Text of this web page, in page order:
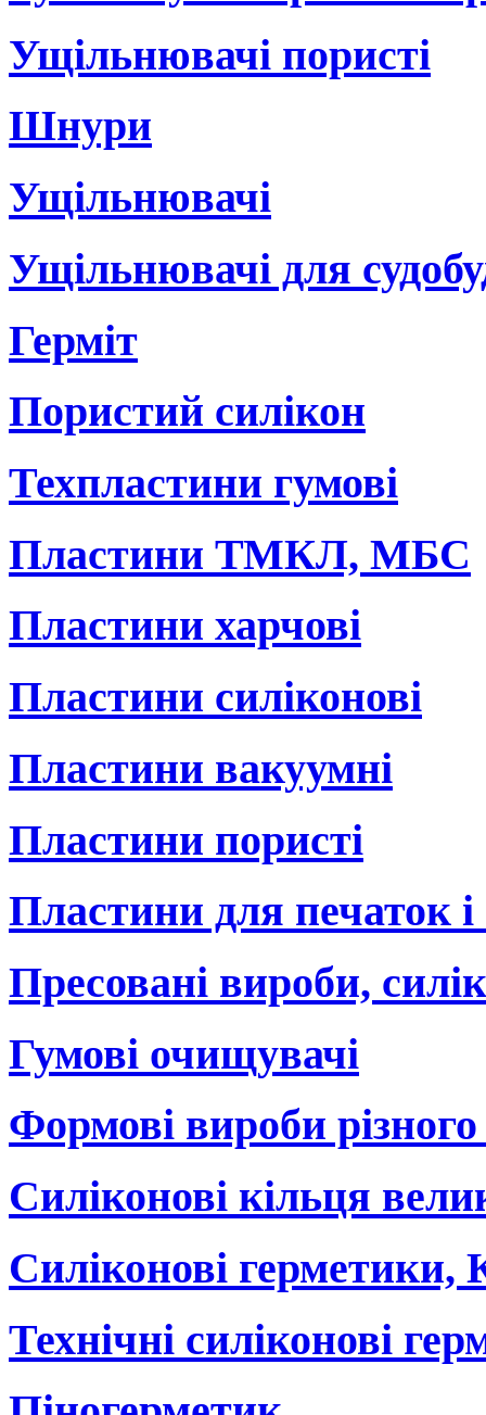
Ущільнювачі пористі
Шнури
Ущільнювачі
Ущільнювачі для
Герміт
Пористий силікон
Техпластини гумові
Пластини ТМКЛ, МБС
Пластини харчові
Пластини силіконові
Пластини вакуумні
Пластини пористі
Пластини для печаток
Пресовані вироби,
Гумові очищувачі
Формові вироби
Силіконові кільця
Силіконові герметики,
Технічні силіконові